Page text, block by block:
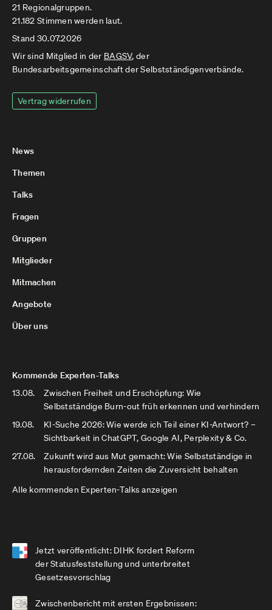
21 Regionalgruppen.
21.182 Stimmen werden laut.
Stand 30.07.2026
Wir sind Mitglied in der BAGSV, der
Bundesarbeitsgemeinschaft der Selbstständigenverbände.
Vertrag widerrufen
News
Themen
Talks
Fragen
Gruppen
Mitglieder
Mitmachen
Angebote
Über uns
Kommende Experten-Talks
13.08.
Zwischen Freiheit und Erschöpfung: Wie
Selbstständige Burn-out früh erkennen und verhindern
19.08.
KI-Suche 2026: Wie werde ich Teil einer KI-Antwort? –
Sichtbarkeit in ChatGPT, Google AI, Perplexity & Co.
27.08.
Zukunft wird aus Mut gemacht: Wie Selbstständige in
herausfordernden Zeiten die Zuversicht behalten
Alle kommenden Experten-Talks anzeigen
Jetzt veröffentlicht: DIHK fordert Reform
der Statusfeststellung und unterbreitet
Gesetzesvorschlag
Zwischenbericht mit ersten Ergebnissen: